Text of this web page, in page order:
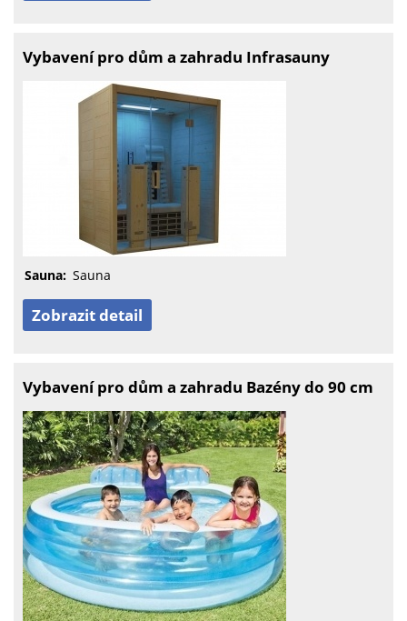
Vybavení pro dům a zahradu Infrasauny
Sauna: Sauna
Zobrazit detail
Vybavení pro dům a zahradu Bazény do 90 cm